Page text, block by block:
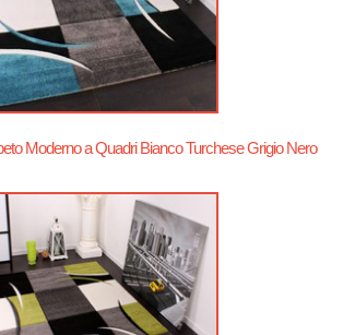
Moderno a Quadri Bianco Turchese Grigio Nero